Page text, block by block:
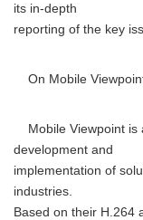
its in-depth
reporting of the key
On Mobile
Mobile Viewpoint is
development and
implementation of
industries.
Based on their H.264